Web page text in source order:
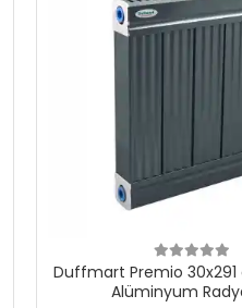
Duffmart Premio
Alüminyum